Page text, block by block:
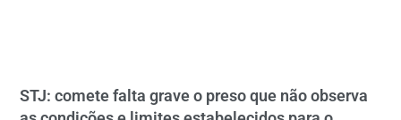
STJ: comete falta grave o preso que não observa